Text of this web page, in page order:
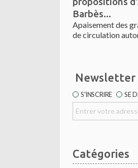
Barbès...
Apaisement des
de circulation
Newsletter
S'INSCRIRE SE
Catégories